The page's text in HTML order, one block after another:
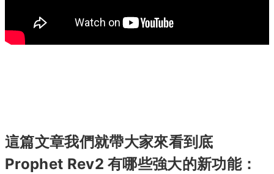
這篇文章我們就帶大家來看到底
Prophet Rev2 有哪些強大的新功能：